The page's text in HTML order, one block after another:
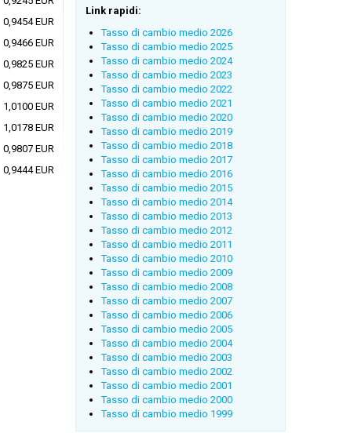
0,9454 EUR
0,9466 EUR
0,9825 EUR
0,9875 EUR
1,0100 EUR
1,0178 EUR
0,9807 EUR
0,9444 EUR
Link rapidi:
Tasso di cambio medio 2026
Tasso di cambio medio 2025
Tasso di cambio medio 2024
Tasso di cambio medio 2023
Tasso di cambio medio 2022
Tasso di cambio medio 2021
Tasso di cambio medio 2020
Tasso di cambio medio 2019
Tasso di cambio medio 2018
Tasso di cambio medio 2017
Tasso di cambio medio 2016
Tasso di cambio medio 2015
Tasso di cambio medio 2014
Tasso di cambio medio 2013
Tasso di cambio medio 2012
Tasso di cambio medio 2011
Tasso di cambio medio 2010
Tasso di cambio medio 2009
Tasso di cambio medio 2008
Tasso di cambio medio 2007
Tasso di cambio medio 2006
Tasso di cambio medio 2005
Tasso di cambio medio 2004
Tasso di cambio medio 2003
Tasso di cambio medio 2002
Tasso di cambio medio 2001
Tasso di cambio medio 2000
Tasso di cambio medio 1999